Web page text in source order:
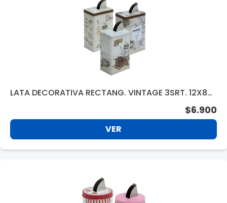
LATA DECORATIVA RECTANG. VINTAGE 3SRT. 12X8X1
$6.900
VER